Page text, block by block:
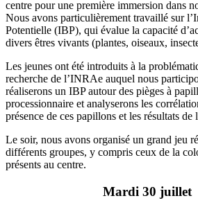
centre pour une première immersion dans
Nous avons particulièrement travaillé sur
Potentielle (IBP), qui évalue la capacité
divers êtres vivants (plantes, oiseaux,
Les jeunes ont été introduits à la
recherche de l’INRAe auquel nous
réaliserons un IBP autour des pièges à
processionnaire et analyserons les
présence de ces papillons et les résultats de
Le soir, nous avons organisé un grand jeu
différents groupes, y compris ceux de la
présents au centre.
Mardi 30 juillet